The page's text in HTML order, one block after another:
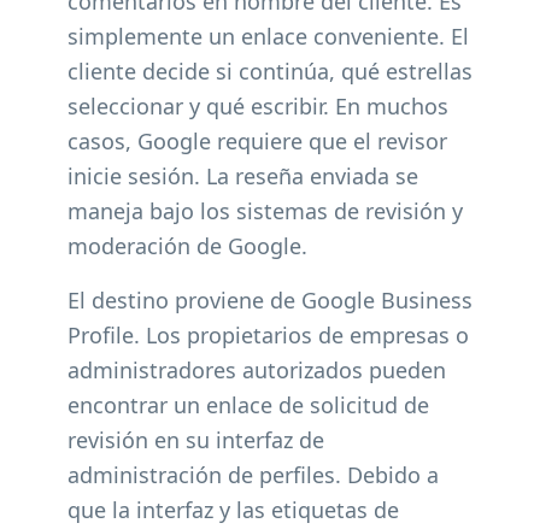
simplemente un enlace conveniente. El
cliente decide si continúa, qué estrellas
seleccionar y qué escribir. En muchos
casos, Google requiere que el revisor
inicie sesión. La reseña enviada se
maneja bajo los sistemas de revisión y
moderación de Google.
El destino proviene de Google Business
Profile. Los propietarios de empresas o
administradores autorizados pueden
encontrar un enlace de solicitud de
revisión en su interfaz de
administración de perfiles. Debido a
que la interfaz y las etiquetas de